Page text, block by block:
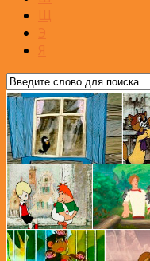
Щ
Э
Я